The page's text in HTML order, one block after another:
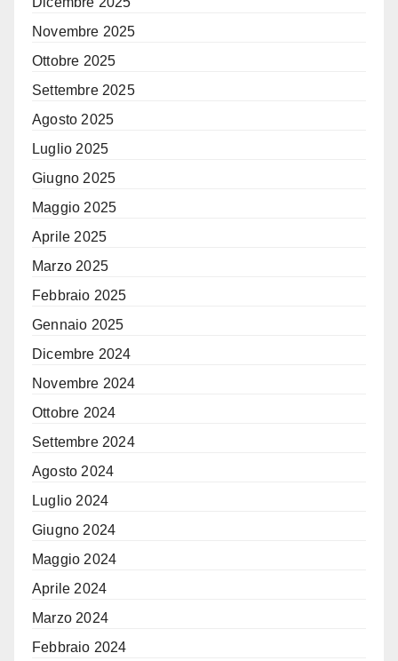
Novembre 2025
Ottobre 2025
Settembre 2025
Agosto 2025
Luglio 2025
Giugno 2025
Maggio 2025
Aprile 2025
Marzo 2025
Febbraio 2025
Gennaio 2025
Dicembre 2024
Novembre 2024
Ottobre 2024
Settembre 2024
Agosto 2024
Luglio 2024
Giugno 2024
Maggio 2024
Aprile 2024
Marzo 2024
Febbraio 2024